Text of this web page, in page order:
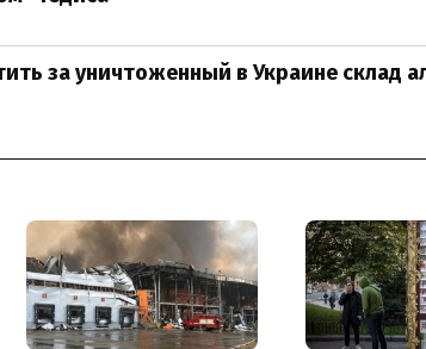
за уничтоженный в Украине склад